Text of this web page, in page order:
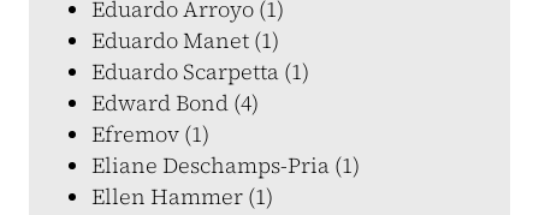
Eduardo Arroyo (1)
Eduardo Manet (1)
Eduardo Scarpetta (1)
Edward Bond (4)
Efremov (1)
Eliane Deschamps-Pria (1)
Ellen Hammer (1)